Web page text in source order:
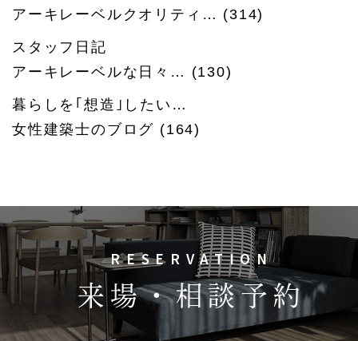
アーキレーベルクオリティ… (314)
スタッフ日記
アーキレーベルな日々… (130)
暮らしを｢想造｣したい…
女性建築士のブログ (164)
RESERVATION
来場・相談予約